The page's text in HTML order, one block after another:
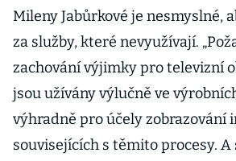
Mileny Jabůrkové je nesmyslné,
za služby, které nevyužívají.
zachování výjimky pro televizní
jsou užívány výlučně ve
výhradně pro účely zobrazování
souvisejících s těmito procesy. A